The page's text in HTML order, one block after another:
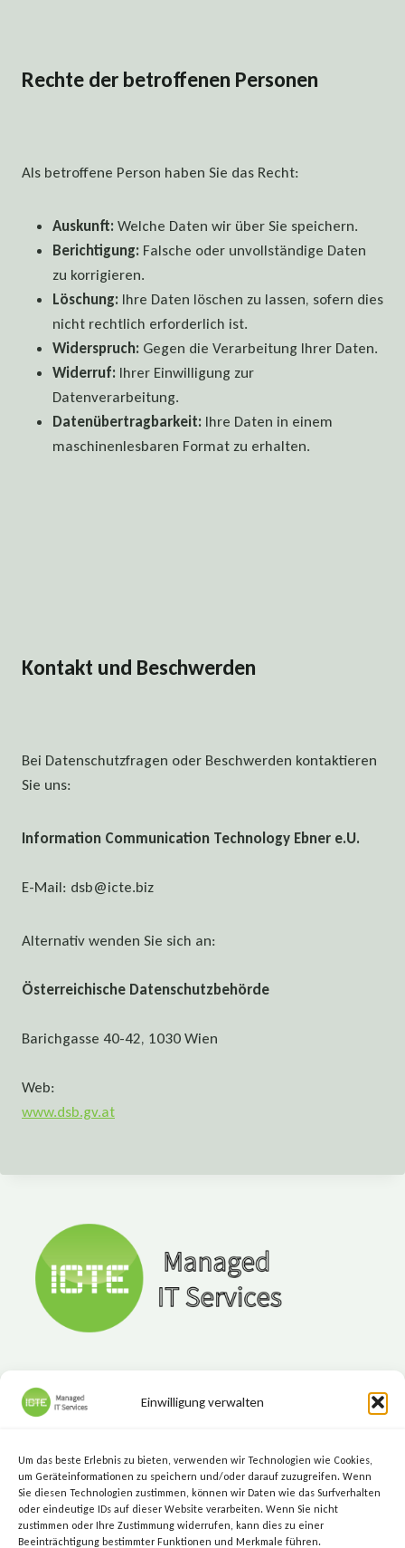
Einwilligung verwalten
Um das beste Erlebnis zu bieten, verwenden wir Technologien wie Cookies,
um Geräteinformationen zu speichern und/oder darauf zuzugreifen. Wenn
Sie diesen Technologien zustimmen, können wir Daten wie das Surfverhalten
oder eindeutige IDs auf dieser Website verarbeiten. Wenn Sie nicht
zustimmen oder Ihre Zustimmung widerrufen, kann dies zu einer
Beeinträchtigung bestimmter Funktionen und Merkmale führen.
Rechte der betroffenen Personen
Als betroffene Person haben Sie das Recht:
Auskunft: Welche Daten wir über Sie speichern.
Berichtigung: Falsche oder unvollständige Daten
zu korrigieren.
Löschung: Ihre Daten löschen zu lassen, sofern dies
nicht rechtlich erforderlich ist.
Widerspruch: Gegen die Verarbeitung Ihrer Daten.
Widerruf: Ihrer Einwilligung zur
Datenverarbeitung.
Datenübertragbarkeit: Ihre Daten in einem
maschinenlesbaren Format zu erhalten.
Kontakt und Beschwerden
Bei Datenschutzfragen oder Beschwerden kontaktieren
Sie uns:
Information Communication Technology Ebner e.U.
E-Mail: dsb@icte.biz
Alternativ wenden Sie sich an:
Österreichische Datenschutzbehörde
Barichgasse 40-42, 1030 Wien
Web:
www.dsb.gv.at
Marktgasse 7, 8720 Knittelfeld
+43 (3512) 209 00
info@icte.biz